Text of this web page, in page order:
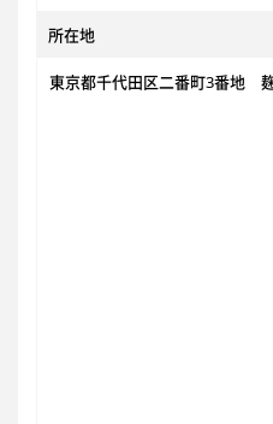
所在地
東京都千代田区二番町3番地